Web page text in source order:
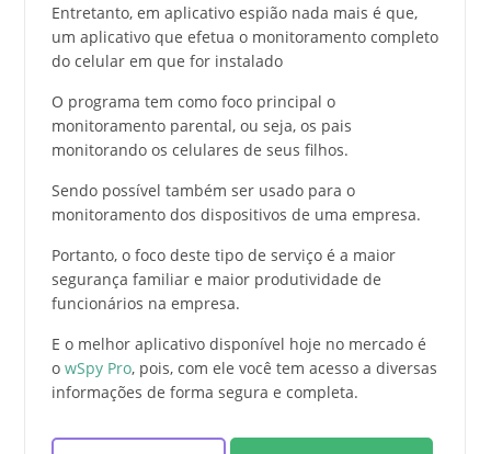
Entretanto, em aplicativo espião nada mais é que,
um aplicativo que efetua o monitoramento completo
do celular em que for instalado
O programa tem como foco principal o
monitoramento parental, ou seja, os pais
monitorando os celulares de seus filhos.
Sendo possível também ser usado para o
monitoramento dos dispositivos de uma empresa.
Portanto, o foco deste tipo de serviço é a maior
segurança familiar e maior produtividade de
funcionários na empresa.
E o melhor aplicativo disponível hoje no mercado é
o wSpy Pro, pois, com ele você tem acesso a diversas
informações de forma segura e completa.